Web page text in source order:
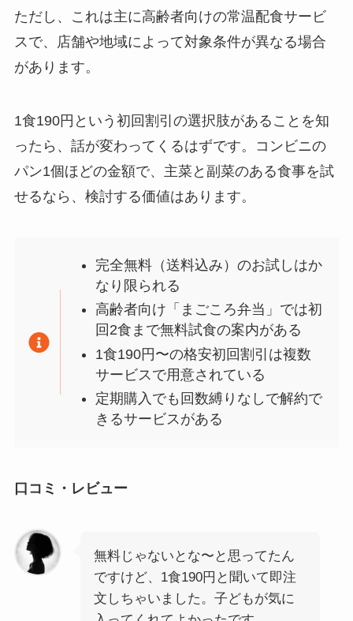
ただし、これは主に高齢者向けの常温配食サービ
スで、店舗や地域によって対象条件が異なる場合
があります。
1食190円という初回割引の選択肢があることを知
ったら、話が変わってくるはずです。コンビニの
パン1個ほどの金額で、主菜と副菜のある食事を試
せるなら、検討する価値はあります。
完全無料（送料込み）のお試しはか
なり限られる
高齢者向け「まごころ弁当」では初
回2食まで無料試食の案内がある
1食190円〜の格安初回割引は複数
サービスで用意されている
定期購入でも回数縛りなしで解約で
きるサービスがある
口コミ・レビュー
無料じゃないとな〜と思ってたん
ですけど、1食190円と聞いて即注
文しちゃいました。子どもが気に